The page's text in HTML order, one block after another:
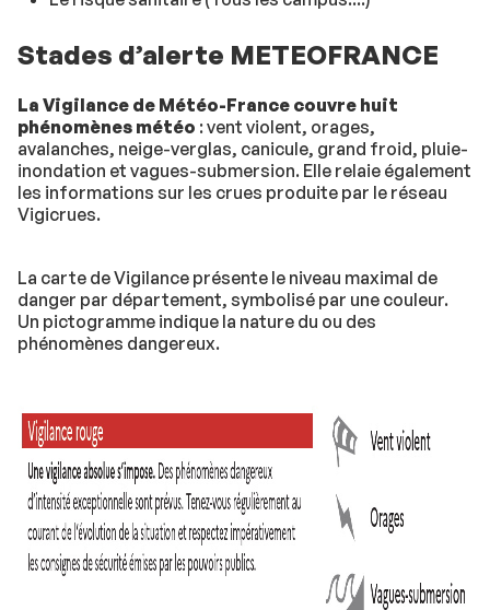
Stades d’alerte METEOFRANCE
La Vigilance de Météo-France couvre huit
phénomènes météo : vent violent, orages,
avalanches, neige-verglas, canicule, grand froid, pluie-
inondation et vagues-submersion. Elle relaie également
les informations sur les crues produite par le réseau
Vigicrues.
La carte de Vigilance présente le niveau maximal de
danger par département, symbolisé par une couleur.
Un pictogramme indique la nature du ou des
phénomènes dangereux.